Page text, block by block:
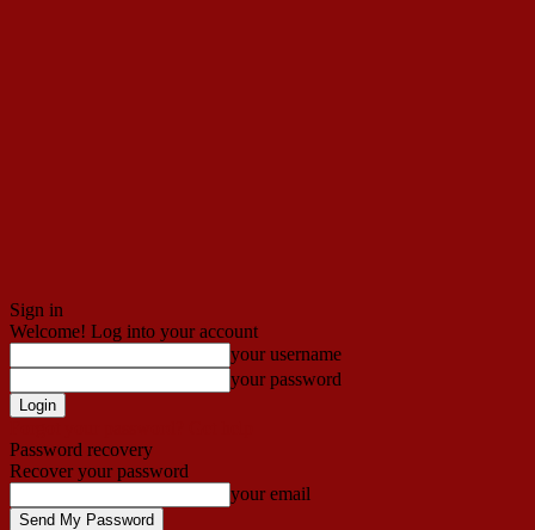
Sign in
Welcome! Log into your account
your username
your password
Password recovery
Recover your password
your email